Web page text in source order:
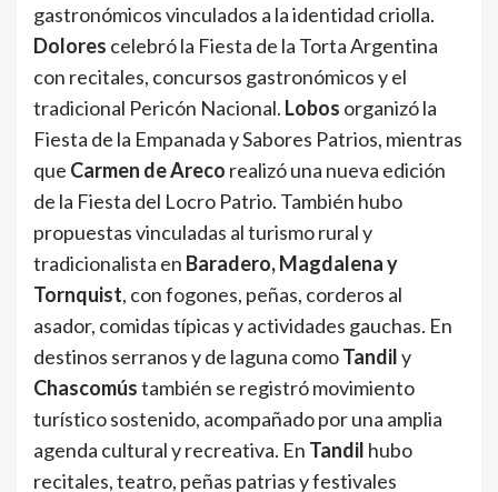
gastronómicos vinculados a la identidad criolla.
Dolores celebró la Fiesta de la Torta Argentina
con recitales, concursos gastronómicos y el
tradicional Pericón Nacional. Lobos organizó la
Fiesta de la Empanada y Sabores Patrios, mientras
que Carmen de Areco realizó una nueva edición
de la Fiesta del Locro Patrio. También hubo
propuestas vinculadas al turismo rural y
tradicionalista en Baradero, Magdalena y
Tornquist, con fogones, peñas, corderos al
asador, comidas típicas y actividades gauchas. En
destinos serranos y de laguna comoTandily
Chascomústambién se registró movimiento
turístico sostenido, acompañado por una amplia
agenda cultural y recreativa. En Tandil hubo
recitales, teatro, peñas patrias y festivales